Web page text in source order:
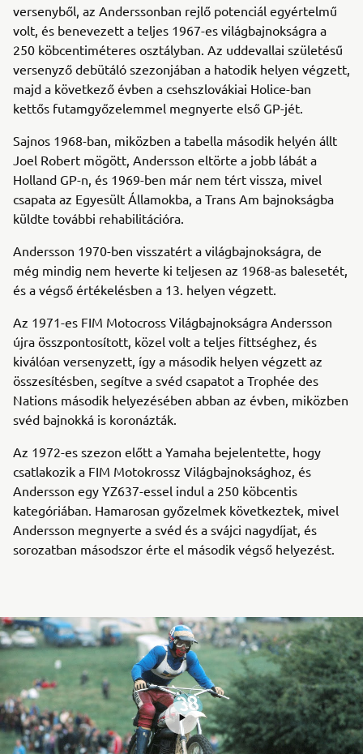
versenyből, az Anderssonban rejlő potenciál egyértelmű
volt, és benevezett a teljes 1967-es világbajnokságra a
250 köbcentiméteres osztályban. Az uddevallai születésű
versenyző debütáló szezonjában a hatodik helyen végzett,
majd a következő évben a csehszlovákiai Holice-ban
kettős futamgyőzelemmel megnyerte első GP-jét.
Sajnos 1968-ban, miközben a tabella második helyén állt
Joel Robert mögött, Andersson eltörte a jobb lábát a
Holland GP-n, és 1969-ben már nem tért vissza, mivel
csapata az Egyesült Államokba, a Trans Am bajnokságba
küldte további rehabilitációra.
Andersson 1970-ben visszatért a világbajnokságra, de
még mindig nem heverte ki teljesen az 1968-as balesetét,
és a végső értékelésben a 13. helyen végzett.
Az 1971-es FIM Motocross Világbajnokságra Andersson
újra összpontosított, közel volt a teljes fittséghez, és
kiválóan versenyzett, így a második helyen végzett az
összesítésben, segítve a svéd csapatot a Trophée des
Nations második helyezésében abban az évben, miközben
svéd bajnokká is koronázták.
Az 1972-es szezon előtt a Yamaha bejelentette, hogy
csatlakozik a FIM Motokrossz Világbajnoksághoz, és
Andersson egy YZ637-essel indul a 250 köbcentis
kategóriában. Hamarosan győzelmek következtek, mivel
Andersson megnyerte a svéd és a svájci nagydíjat, és
sorozatban másodszor érte el második végső helyezést.